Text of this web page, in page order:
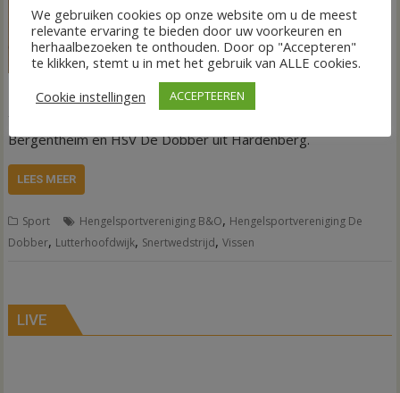
snertwedstrijd in De
Krim gewonnen. De
traditionele wedstrijd
Lutterhoofdwijk in De Krim. De wedstrijd wordt ieder jaar
Bergentheim en HSV De Dobber uit Hardenberg.
LEES MEER
Sport Hengelsportvereniging B&O, Hengelsportvereniging De
Dobber, Lutterhoofdwijk, Snertwedstrijd,Vissen
LIVE
We gebruiken cookies op onze website om u de meest
relevante ervaring te bieden door uw voorkeuren en
herhaalbezoeken te onthouden. Door op "Accepteren"
te klikken, stemt u in met het gebruik van ALLE cookies.
Cookie instellingen
ACCEPTEEREN